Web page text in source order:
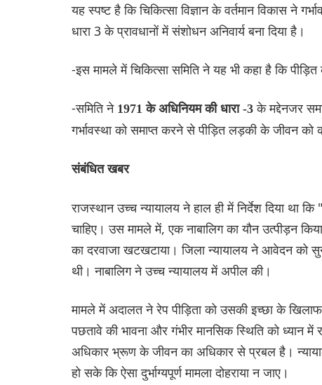
यह स्पष्ट है कि चिकित्सा विज्ञान के वर्तमान विकास ने
धारा 3 के प्रावधानों में संशोधन अनिवार्य बना दिया है।
-इस मामले में चिकित्सा समिति ने यह भी कहा है कि
-समिति ने 1971 के अधिनियम की धारा -3के मद्देनजर
गर्भावस्था को समाप्त करने से पीड़ित लड़की के जीवन को
संबंध‌ित खबर
राजस्थान उच्च न्यायालय ने हाल ही में निर्देश दिया
चाहिए। उस मामले में, एक नाबालिग का यौन उत्पीड़न
का दरवाजा खटखटाया। जिला न्यायालय ने आवेदन को
थी। नाबालिग ने उच्च न्यायालय में अपील की।
मामले में अदालत ने रेप प‌ीड़िता को उसकी इच्छा के
पछतावे की भावना और गंभीर मानसिक स्थिति को
अधिकार भ्रूण के जीवन का अधिकार से प्रबल है।
हो सके कि ऐसा दुर्भाग्यपूर्ण मामला दोहराया न जाए।